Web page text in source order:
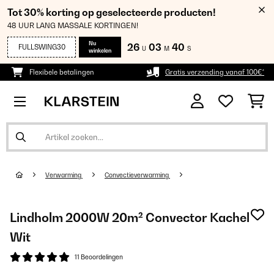
Tot 30% korting op geselecteerde producten!
48 UUR LANG MASSALE KORTINGEN!
FULLSWING30
Nu
winkelen
26 U 03 M 40 S
Flexibele betalingen Gratis verzending vanaf 100€*
Verwarming Convectieverwarming
Lindholm 2000W 20m² Convector Kachel
Wit
11 Beoordelingen